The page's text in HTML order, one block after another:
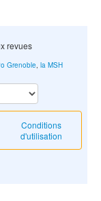
revues
Conditions
d'utilisation
Grenoble, la MSH